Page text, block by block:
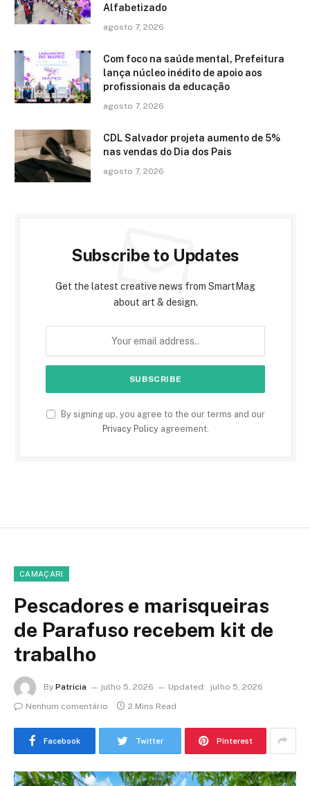
Alfabetizado
agosto 7, 2026
Com foco na saúde mental, Prefeitura
lança núcleo inédito de apoio aos
profissionais da educação
agosto 7, 2026
CDL Salvador projeta aumento de 5%
nas vendas do Dia dos Pais
agosto 7, 2026
Subscribe to Updates
Get the latest creative news from SmartMag
about art & design.
By signing up, you agree to the our terms and our
Privacy Policyagreement.
CAMAÇARI
Pescadores e marisqueiras
de Parafuso recebem kit de
trabalho
By Patricia julho 5, 2026 Updated:
julho 5, 2026
Nenhum comentário
2 Mins Read
Facebook Twitter Pinterest